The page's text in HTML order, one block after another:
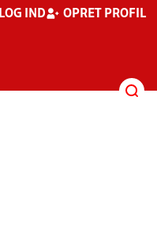
LOG IND OPRET PROFIL